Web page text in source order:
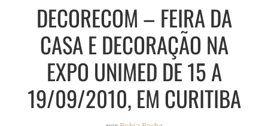
e
r
a
m
o
k
e
s
t
DECORECOM – FEIRA DA
CASA E DECORAÇÃO NA
EXPO UNIMED DE 15 A
19/09/2010, EM CURITIBA